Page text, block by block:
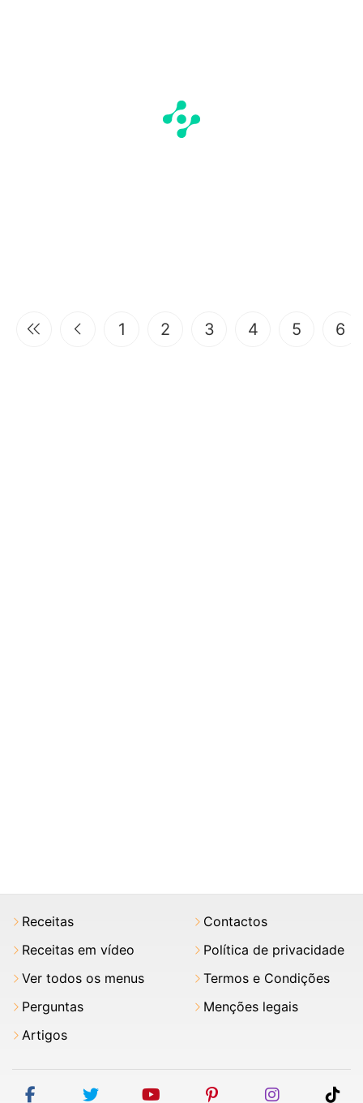
1 2 3 4 5 6
Receitas
Receitas em vídeo
Ver todos os menus
Perguntas
Artigos
Contactos
Política de privacidade
Termos e Condições
Menções legais
facebooktwitter youtubepinterestinstagram